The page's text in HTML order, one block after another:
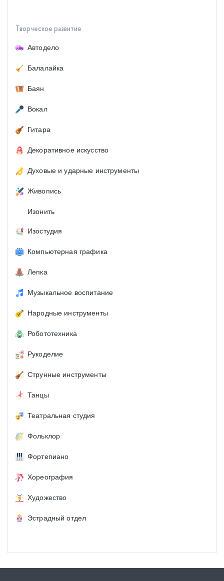
Творческое развитие
Автодело
Балалайка
Баян
Вокал
Гитара
Декоративное искусство
Духовые и ударные инструменты
Живопись
Изонить
Изостудия
Компьютерная графика
Лепка
Музыкальное воспитание
Народные инструменты
Робототехника
Рукоделие
Струнные инструменты
Танцы
Театральная студия
Фольклор
Фортепиано
Хореография
Художество
Эстрадный отдел